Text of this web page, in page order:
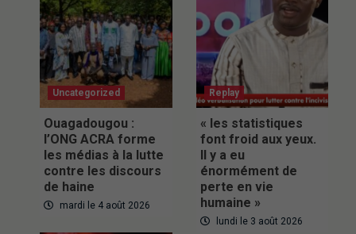
Uncategorized
Ouagadougou :
l’ONG ACRA forme
les médias à la lutte
contre les discours
de haine
mardi le 4 août 2026
Replay
« les statistiques
font froid aux yeux.
Il y a eu
énormément de
perte en vie
humaine »
lundi le 3 août 2026